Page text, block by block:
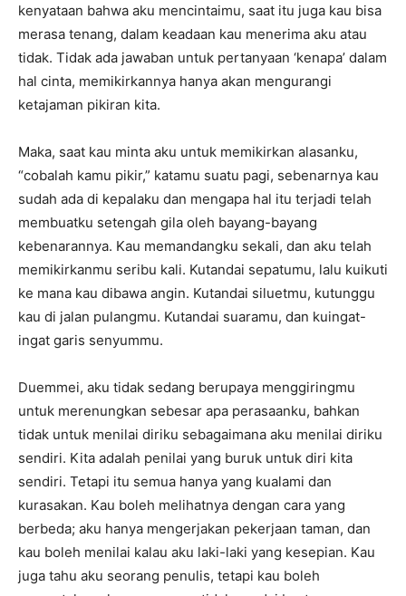
kenyataan bahwa aku mencintaimu, saat itu juga kau bisa
merasa tenang, dalam keadaan kau menerima aku atau
tidak. Tidak ada jawaban untuk pertanyaan ‘kenapa’ dalam
hal cinta, memikirkannya hanya akan mengurangi
ketajaman pikiran kita.
Maka, saat kau minta aku untuk memikirkan alasanku,
“cobalah kamu pikir,” katamu suatu pagi, sebenarnya kau
sudah ada di kepalaku dan mengapa hal itu terjadi telah
membuatku setengah gila oleh bayang-bayang
kebenarannya. Kau memandangku sekali, dan aku telah
memikirkanmu seribu kali. Kutandai sepatumu, lalu kuikuti
ke mana kau dibawa angin. Kutandai siluetmu, kutunggu
kau di jalan pulangmu. Kutandai suaramu, dan kuingat-
ingat garis senyummu.
Duemmei, aku tidak sedang berupaya menggiringmu
untuk merenungkan sebesar apa perasaanku, bahkan
tidak untuk menilai diriku sebagaimana aku menilai diriku
sendiri. Kita adalah penilai yang buruk untuk diri kita
sendiri. Tetapi itu semua hanya yang kualami dan
kurasakan. Kau boleh melihatnya dengan cara yang
berbeda; aku hanya mengerjakan pekerjaan taman, dan
kau boleh menilai kalau aku laki-laki yang kesepian. Kau
juga tahu aku seorang penulis, tetapi kau boleh